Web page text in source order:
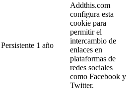
Persistente 1 año
Addthis.com
configura esta
cookie para
permitir el
intercambio de
enlaces en
plataformas de
redes sociales
como Facebook y
Twitter.